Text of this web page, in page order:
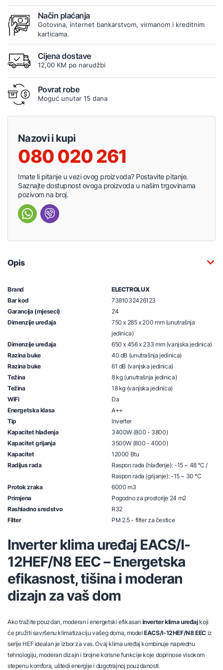
Način plaćanja
Gotovina, internet bankarstvom, virmanom i kreditnim
karticama.
Cijena dostave
12,00 KM po narudžbi
Povrat robe
Moguć unutar 15 dana
Nazovi i kupi
080 020 261
Imate li pitanje u vezi ovog proizvoda? Postavite pitanje.
Saznajte dostupnost ovoga proizvoda u našim trgovinama
pozivom na broj.
Opis
Brand
ELECTROLUX
Bar kod
7381032426123
Garancija (mjeseci)
24
Dimenzije uređaja
750 x 285 x 200 mm (unutrašnja
jedinica)
Dimenzije uređaja
650 x 456 x 233 mm (vanjska jedinica)
Razina buke
40 dB (unutrašnja jedinica)
Razina buke
61 dB (vanjska jedinica)
Težina
8 kg (unutrašnja jedinica)
Težina
18 kg (vanjska jedinica)
WiFi
Da
Energetska klasa
A++
Tip
Inverter
Kapacitet hlađenja
3400W (800 - 3800)
Kapacitet grijanja
3500W (800 - 4000)
Kapacitet
12000 Btu
Radijus rada
Raspon rada (hlađenje): -15 ~ 48 °C /
Raspon rada (grijanje): -15 ~ 30 °C
Protok zraka
6000 m3
Primjena
Pogodno za prostorije 24 m2
Rashladno sredstvo
R32
Filter
PM 2.5 - filter za čestice
Inverter klima uređaj EACS/I-
12HEF/N8 EEC – Energetska
efikasnost, tišina i moderan
dizajn za vaš dom
Ako tražite pouzdan, moderan i energetski efikasan inverter klima uređajkoji
će pružiti savršenu klimatizaciju vašeg doma, modelEACS/I-12HEF/N8 EEC iz
serije HEF idealan je izbor za vas. Ovaj klima uređaj kombinuje naprednu
tehnologiju, moderan dizajn i brojne korisne funkcije koje doprinose visokom
stepenu komfora, uštedi energije i dugotrajnoj pouzdanosti.